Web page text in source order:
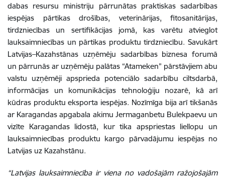
dabas resursu ministriju pārrunātas praktiskas sadarbības
iespējas pārtikas drošības, veterinārijas, fitosanitārijas,
tirdzniecības un sertifikācijas jomā, kas varētu atvieglot
lauksaimniecības un pārtikas produktu tirdzniecību. Savukārt
Latvijas–Kazahstānas uzņēmēju sadarbības biznesa forumā
un pārrunās ar uzņēmēju palātas “Atameken” pārstāvjiem abu
valstu uzņēmēji apsprieda potenciālo sadarbību ciltsdarbā,
informācijas un komunikācijas tehnoloģiju nozarē, kā arī
kūdras produktu eksporta iespējas. Nozīmīga bija arī tikšanās
ar Karagandas apgabala akimu Jermaganbetu Bulekpaevu un
vizīte Karagandas lidostā, kur tika apspriestas liellopu un
lauksaimniecības produktu kargo pārvadājumu iespējas no
Latvijas uz Kazahstānu.
“Latvijas lauksaimniecība ir viena no vadošajām ražojošajām